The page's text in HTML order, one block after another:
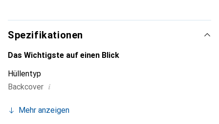
anerkannt und eine zuverlässige Wahl für eine
anspruchsvolle Kundschaft.
Spezifikationen
Das Wichtigste auf einen Blick
Hüllentyp
Backcover i
Mehr anzeigen